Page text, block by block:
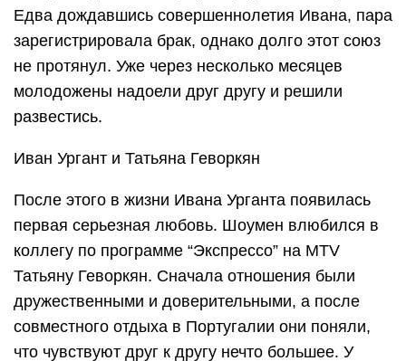
Едва дождавшись совершеннолетия Ивана, пара
зарегистрировала брак, однако долго этот союз
не протянул. Уже через несколько месяцев
молодожены надоели друг другу и решили
развестись.
Иван Ургант и Татьяна Геворкян
После этого в жизни Ивана Урганта появилась
первая серьезная любовь. Шоумен влюбился в
коллегу по программе “Экспрессо” на MTV
Татьяну Геворкян. Сначала отношения были
дружественными и доверительными, а после
совместного отдыха в Португалии они поняли,
что чувствуют друг к другу нечто большее. У